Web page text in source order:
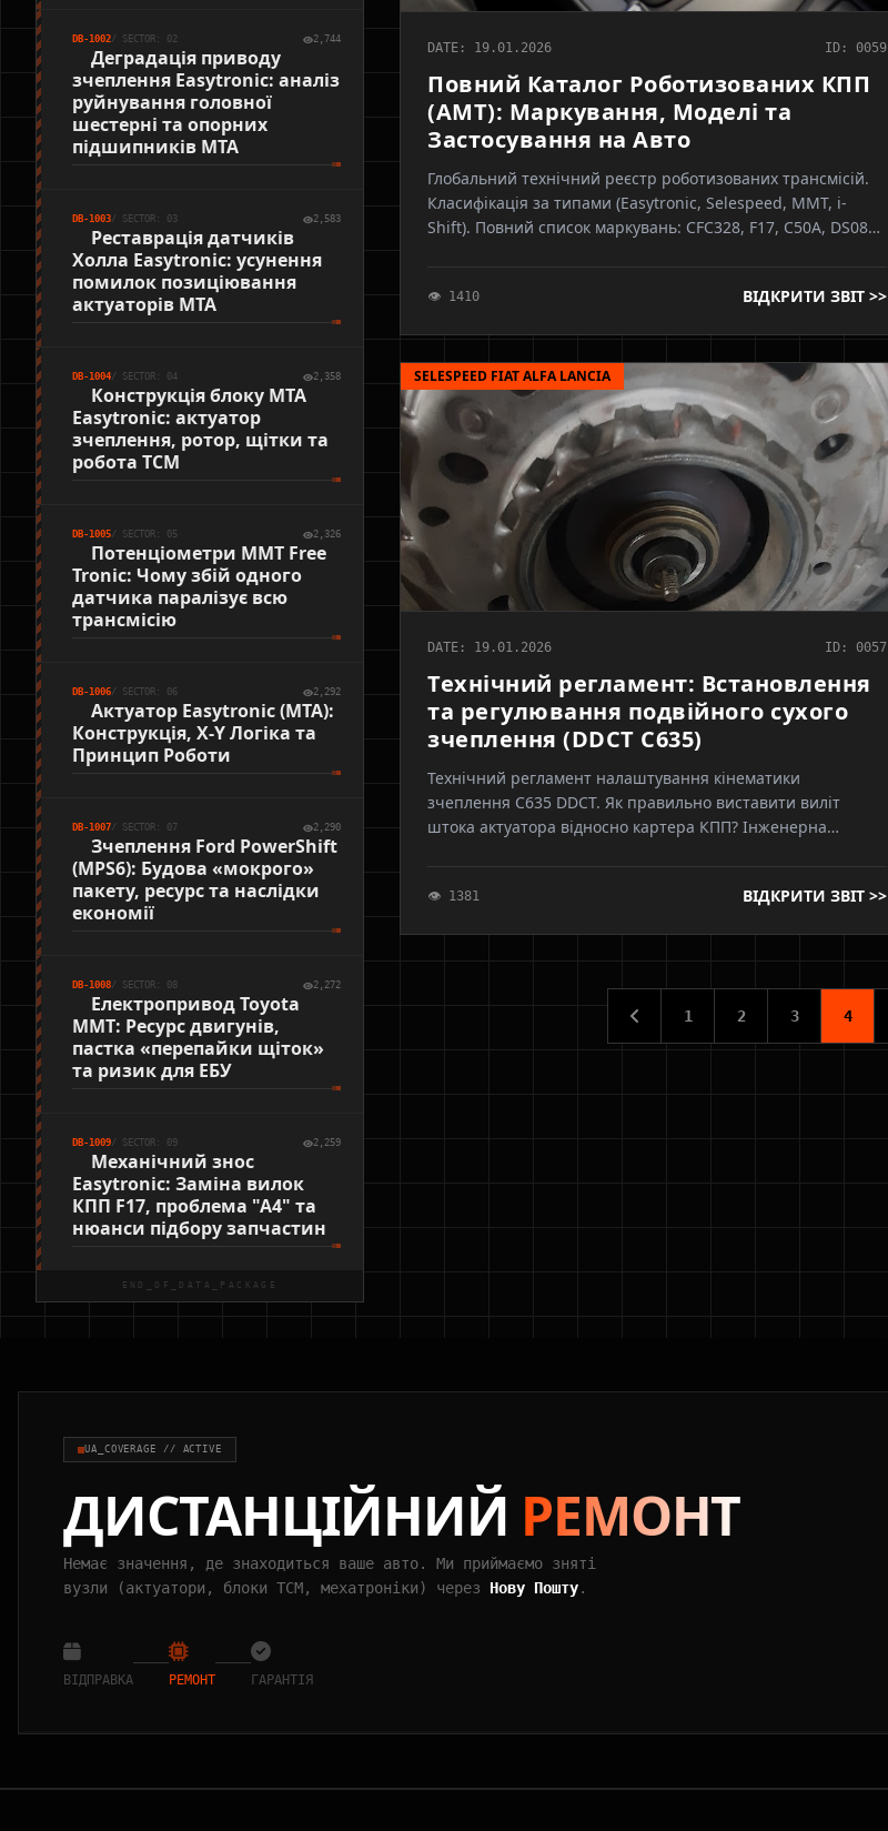
DB-1002/ SECTOR: 02 2,744
Деградація приводу
зчеплення Easytronic: аналіз
руйнування головної
шестерні та опорних
підшипників MTA
DB-1003/ SECTOR: 03 2,583
Реставрація датчиків
Холла Easytronic: усунення
помилок позиціювання
актуаторів MTA
DB-1004/ SECTOR: 04 2,358
Конструкція блоку MTA
Easytronic: актуатор
зчеплення, ротор, щітки та
робота TCM
DB-1005/ SECTOR: 05 2,326
Потенціометри MMT Free
Tronic: Чому збій одного
датчика паралізує всю
трансмісію
DB-1006/ SECTOR: 06 2,292
Актуатор Easytronic (MTA):
Конструкція, X-Y Логіка та
Принцип Роботи
DB-1007/ SECTOR: 07 2,290
Зчеплення Ford PowerShift
(MPS6): Будова «мокрого»
пакету, ресурс та наслідки
економії
DB-1008/ SECTOR: 08 2,272
Електропривод Toyota
MMT: Ресурс двигунів,
пастка «перепайки щіток»
та ризик для ЕБУ
DB-1009/ SECTOR: 09 2,259
Механічний знос
Easytronic: Заміна вилок
КПП F17, проблема "А4" та
нюанси підбору запчастин
END_OF_DATA_PACKAGE
DATE: 19.01.2026 ID: 0059
Повний Каталог Роботизованих КПП
(AMT): Маркування, Моделі та
Застосування на Авто
Глобальний технічний реєстр роботизованих трансмісій.
Класифікація за типами (Easytronic, Selespeed, MMT, i-
Shift). Повний список маркувань: CFC328, F17, C50A, DS085,
👁 1410 ВІДКРИТИ ЗВІТ >>
SELESPEED FIAT ALFA LANCIA
DATE: 19.01.2026 ID: 0057
Технічний регламент: Встановлення
та регулювання подвійного сухого
зчеплення (DDCT C635)
Технічний регламент налаштування кінематики
зчеплення C635 DDCT. Як правильно виставити виліт
штока актуатора відносно картера КПП? Інженерна
👁 1381 ВІДКРИТИ ЗВІТ >>
1 2 3 4
UA_COVERAGE // ACTIVE
ДИСТАНЦІЙНИЙ РЕМОНТ
Немає значення, де знаходиться ваше авто. Ми приймаємо зняті
вузли (актуатори, блоки TCM, мехатроніки) через Нову Пошту.
ВІДПРАВКА РЕМОНТ ГАРАНТІЯ